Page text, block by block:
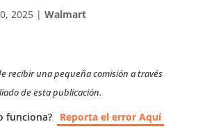
2025| Walmart
recibir una pequeña comisión a través
de esta publicación.
funciona? Reporta el error Aquí